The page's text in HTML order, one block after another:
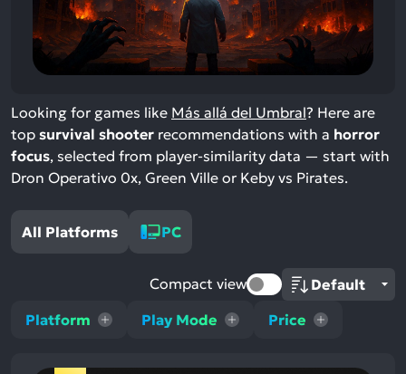
Looking for games like Más allá del Umbral? Here are
top survival shooter recommendations with a horror
focus, selected from player-similarity data — start with
Dron Operativo 0x, Green Ville or Keby vs Pirates.
All Platforms PC
Platform Play Mode Price
Compact view